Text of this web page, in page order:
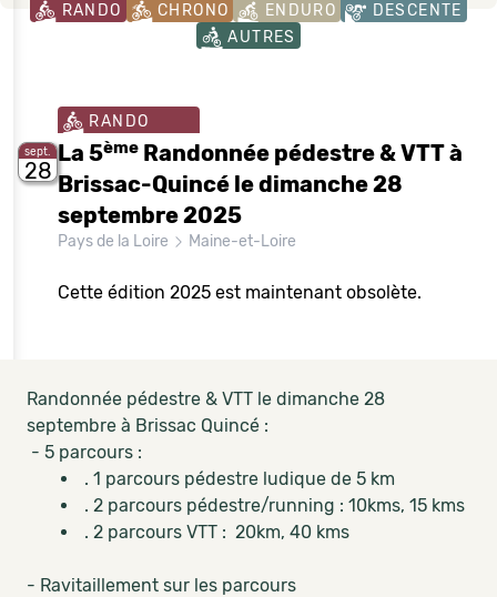
RANDO CHRONO ENDURO
DESCENTE
AUTRES
sept.
28
RANDO
La 5ème Randonnée pédestre & VTT à
Brissac-Quincé le dimanche 28
septembre 2025
Pays de la Loire Maine-et-Loire
Cette édition 2025 est maintenant obsolète.
Randonnée pédestre & VTT le dimanche 28
septembre à Brissac Quincé :
- 5 parcours :
. 1 parcours pédestre ludique de 5 km
. 2 parcours pédestre/running : 10kms, 15 kms
. 2 parcours VTT : 20km, 40 kms
- Ravitaillement sur les parcours